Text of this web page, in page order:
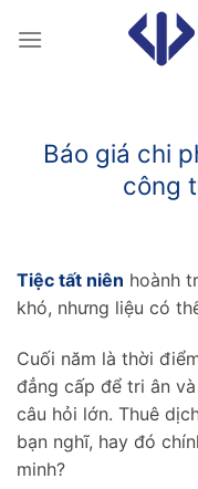
Báo giá chi
công
Tiệc tất niên hoành
khó, nhưng liệu có
Cuối năm là thời
đẳng cấp để tri ân
câu hỏi lớn. Thuê
bạn nghĩ, hay đó
minh?